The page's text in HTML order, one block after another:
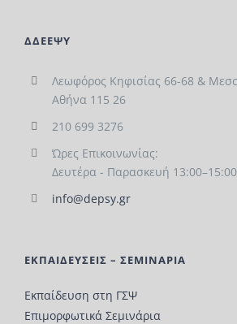
ΔΔΕΕΨΥ
Λεωφόρος Κηφισίας 66-68 &
Αθήνα 115 26
210 699 3276
Ώρες Επικοινωνίας:
Δευτέρα - Παρασκευή 13:00–15:00
info@depsy.gr
ΕΚΠΑΙΔΕΥΣΕΙΣ – ΣΕΜΙΝΑΡΙΑ
Εκπαίδευση στη ΓΣΨ
Επιμορφωτικά Σεμινάρια